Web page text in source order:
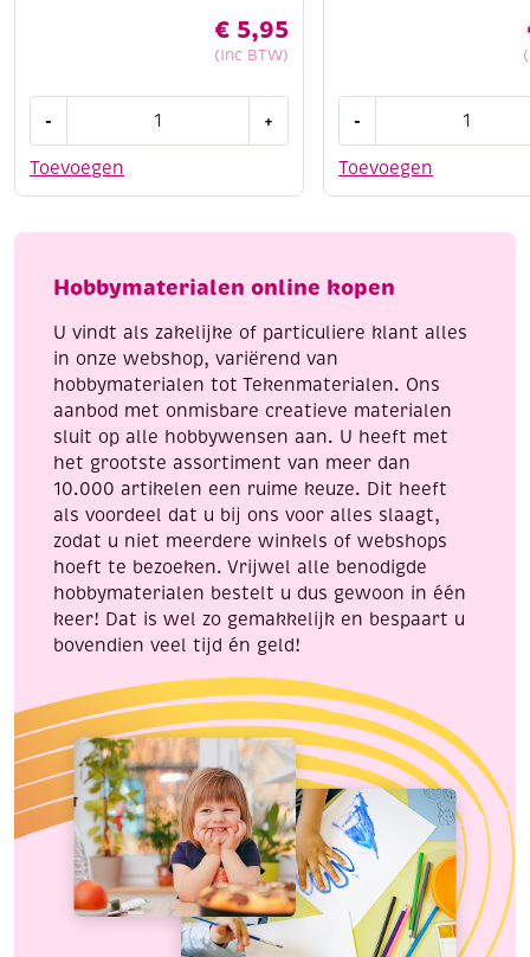
€ 5,95
(Inc BTW)
Toevoegen
-
do
-
aantal
+
Toevoegen
-
x
12
herfst
Hobbymaterialen online kopen
U vindt als zakelijke of particuliere klant alles
in onze webshop, variërend van
hobbymaterialen tot Tekenmaterialen. Ons
aanbod met onmisbare creatieve materialen
sluit op alle hobbywensen aan. U heeft met
het grootste assortiment van meer dan
10.000 artikelen een ruime keuze. Dit heeft
als voordeel dat u bij ons voor alles slaagt,
zodat u niet meerdere winkels of webshops
hoeft te bezoeken. Vrijwel alle benodigde
hobbymaterialen bestelt u dus gewoon in één
keer! Dat is wel zo gemakkelijk en bespaart u
bovendien veel tijd én geld!